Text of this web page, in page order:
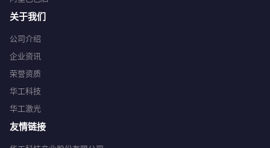
关于我们
公司介绍
企业资讯
荣誉资质
华工科技
华工激光
友情链接